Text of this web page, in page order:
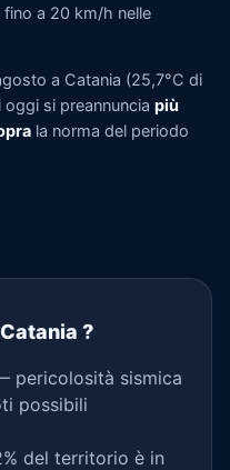
a 20 km/h nelle
a Catania (25,7°C di
si preannuncia più
la norma del periodo
?
pericolosità sismica
possibili
del territorio è in